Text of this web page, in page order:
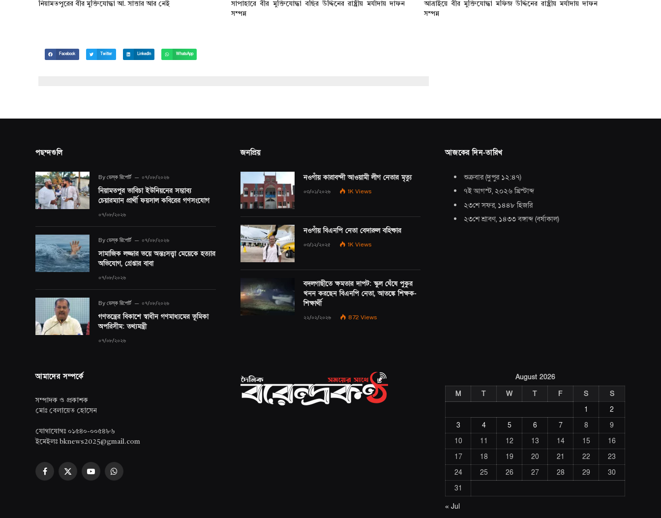
নিয়ামতপুরের বীর মুক্তিযোদ্ধা আ. সাত্তার আর নেই
সাপাহারে বীর মুক্তিযোদ্ধা বছির উদ্দিনের রাষ্ট্রীয় মর্যাদায় দাফন
সম্পন্ন
আত্রাইয়ে বীর মুক্তিযোদ্ধা মফিজ উদ্দিনের রাষ্ট্রীয় মর্যাদায় দাফন
সম্পন্ন
Facebook Twitter LinkedIn WhatsApp
পছন্দগুলি
By ডেস্ক রিপোর্ট ০৭/০৮/২০২৬
নিয়ামতপুর ভাবিচা ইউনিয়নের সম্ভাব্য
চেয়ারম্যান প্রার্থী ফয়সাল কবিরের গণসংযোগ
০৭/০৮/২০২৬
By ডেস্ক রিপোর্ট ০৭/০৮/২০২৬
সামাজিক লজ্জার ভয়ে অন্তঃসত্ত্বা মেয়েকে হত্যার
অভিযোগ, গ্রেপ্তার বাবা
০৭/০৮/২০২৬
By ডেস্ক রিপোর্ট ০৭/০৮/২০২৬
গণতন্ত্রের বিকাশে স্বাধীন গণমাধ্যমের ভূমিকা
অপরিসীম: তথ্যমন্ত্রী
০৭/০৮/২০২৬
জনপ্রিয়
নওগাঁয় কারাবন্দী আওয়ামী লীগ নেতার মৃত্যু
০৩/০১/২০২৬ 1K Views
নওগাঁয় বিএনপি নেতা বেদারুল বহিষ্কার
০৩/১২/২০২৫ 1K Views
বদলগাছীতে ক্ষমতার দাপট: স্কুল ঘেঁষে পুকুর
খনন করছেন বিএনপি নেতা, আতঙ্কে শিক্ষক-
শিক্ষার্থী
২২/০২/২০২৬ 872 Views
আজকের দিন-তারিখ
শুক্রবার(দুপুর ১২:৪৭)
৭ই আগস্ট, ২০২৬ খ্রিস্টাব্দ
২৩শে সফর, ১৪৪৮ হিজরি
২৩শে শ্রাবণ, ১৪৩৩ বঙ্গাব্দ (বর্ষাকাল)
আমাদের সম্পর্কে
সম্পাদক ও প্রকাশক
মোঃ বেলায়েত হোসেন
যোগাযোগঃ ০১৫৪০-০০৫৪৮৬
ইমেইলঃ bknews2025@gmail.com
Facebook
X
YouTubeWhatsApp
August 2026
M
T W T F S
S
1
2
3
4 5 6 7 8
9
10
11 12 13 14 15
16
17
18 19 20 21 22
23
24
25 26 27 28 29
30
31
« Jul